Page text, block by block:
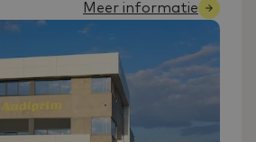
Meer informatie